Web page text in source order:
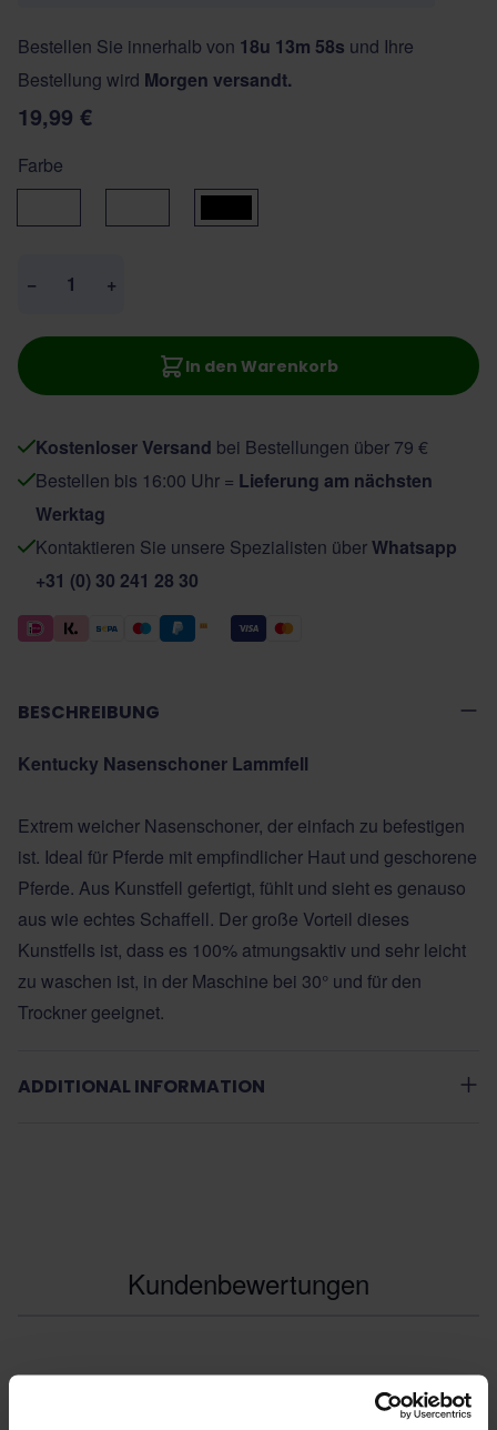
Bestellen Sie innerhalb von 18u 13m 58s und Ihre
Bestellung wird Morgen versandt.
19,99 €
Farbe
− +
In den Warenkorb
Kostenloser Versand bei Bestellungen über 79 €
Bestellen bis 16:00 Uhr = Lieferung am nächsten
Werktag
Kontaktieren Sie unsere Spezialisten überWhatsapp
+31 (0) 30 241 28 30
BESCHREIBUNG
Kentucky Nasenschoner Lammfell
Extrem weicher Nasenschoner, der einfach zu befestigen
ist. Ideal für Pferde mit empfindlicher Haut und geschorene
Pferde. Aus Kunstfell gefertigt, fühlt und sieht es genauso
aus wie echtes Schaffell. Der große Vorteil dieses
Kunstfells ist, dass es 100% atmungsaktiv und sehr leicht
zu waschen ist, in der Maschine bei 30° und für den
Trockner geeignet.
ADDITIONAL INFORMATION
Kundenbewertungen